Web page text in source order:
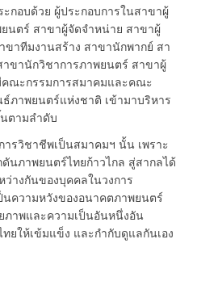
บด้วย ผู้ประกอบการในสาขาผู้
นตร์ สาขาผู้จัดจำหน่าย สาขาผู้
ขาทีมงานสร้าง สาขานักพากย์ สา
ขานักวิชาการภาพยนตร์ สาขาผู้
ณะกรรมการสมาคมและคณะ
ภาพยนตร์แห่งชาติ เข้ามาบริหาร
ตามลำดับ
วิชาชีพเป็นสมาคมฯ นั้น เพราะ
นภาพยนตร์ไทยก้าวไกล สู่สากลได้
ว่างกันของบุคคลในวงการ
ความหวังของอนาคตภาพยนตร์
ภาพและความเป็นอันหนึ่งอัน
ยให้เข้มแข็ง และกำกับดูแลกันเอง